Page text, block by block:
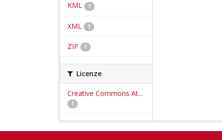
KML 1
XML 1
ZIP 1
Licenze
Creative Commons At...
1